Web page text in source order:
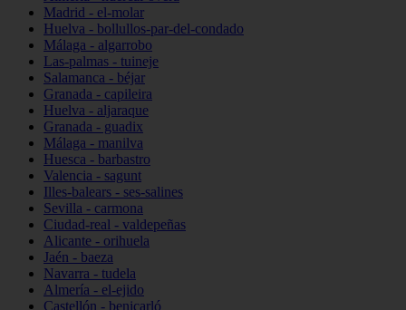
Madrid - el-molar
Huelva - bollullos-par-del-condado
Málaga - algarrobo
Las-palmas - tuineje
Salamanca - béjar
Granada - capileira
Huelva - aljaraque
Granada - guadix
Málaga - manilva
Huesca - barbastro
Valencia - sagunt
Illes-balears - ses-salines
Sevilla - carmona
Ciudad-real - valdepeñas
Alicante - orihuela
Jaén - baeza
Navarra - tudela
Almería - el-ejido
Castellón - benicarló